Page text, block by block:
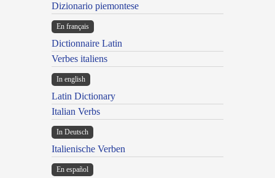
Dizionario piemontese
En français
Dictionnaire Latin
Verbes italiens
In english
Latin Dictionary
Italian Verbs
In Deutsch
Italienische Verben
En español